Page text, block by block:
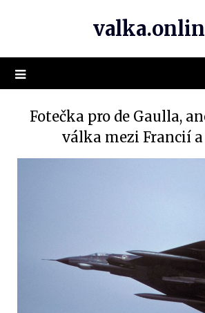
Fotečka pro de Gaulla,
válka mezi Francií a